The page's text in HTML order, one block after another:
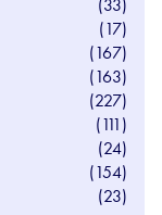
(33)
(17)
(167)
(163)
(227)
(111)
(24)
(154)
(23)